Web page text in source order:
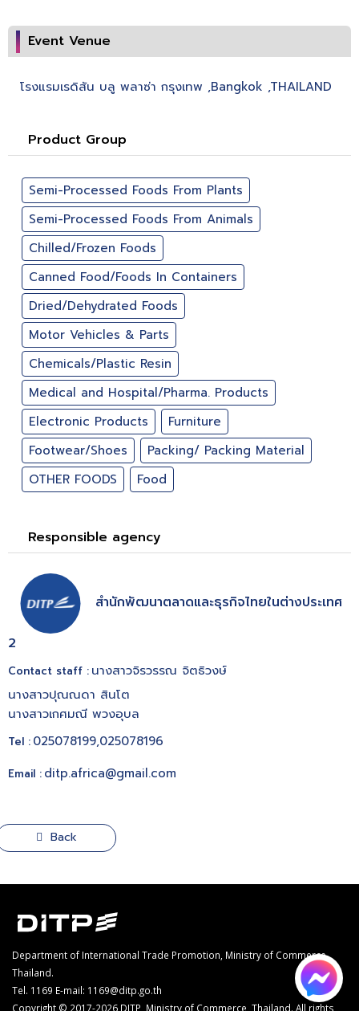
Event Venue
โรงแรมเรดิสัน บลู พลาซ่า กรุงเทพ ,Bangkok ,THAILAND
Product Group
Semi-Processed Foods From Plants
Semi-Processed Foods From Animals
Chilled/Frozen Foods
Canned Food/Foods In Containers
Dried/Dehydrated Foods
Motor Vehicles & Parts
Chemicals/Plastic Resin
Medical and Hospital/Pharma. Products
Electronic Products
Furniture
Footwear/Shoes
Packing/ Packing Material
OTHER FOODS
Food
Responsible agency
สำนักพัฒนาตลาดและธุรกิจไทยในต่างประเทศ
2
Contact staff : นางสาวจิรวรรณ จิตธิวงษ์
นางสาวปุณณดา สินโต
นางสาวเกศมณี พวงอุบล
Tel : 025078199,025078196
Email : ditp.africa@gmail.com
Back
Department of International Trade Promotion, Ministry of Commerce,
Thailand.
Tel. 1169 E-mail: 1169@ditp.go.th
Copyright © 2017-2026 DITP, Ministry of Commerce, Thailand. All rights